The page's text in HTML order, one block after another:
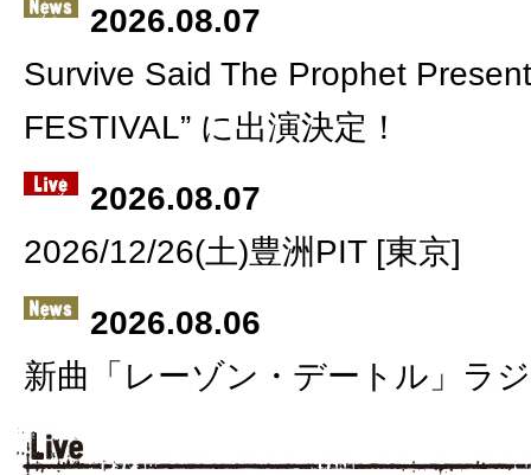
2026.08.07
Survive Said The Prophet
FESTIVAL” に出演決定！
2026.08.07
2026/12/26(土)豊洲PIT [東京]
2026.08.06
新曲「レーゾン・デートル」ラ